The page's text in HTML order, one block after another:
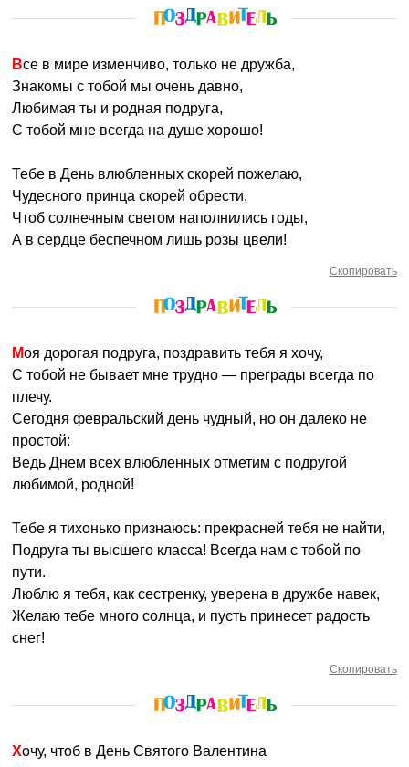
Все в мире изменчиво, только не дружба,
Знакомы с тобой мы очень давно,
Любимая ты и родная подруга,
С тобой мне всегда на душе хорошо!
Тебе в День влюбленных скорей пожелаю,
Чудесного принца скорей обрести,
Чтоб солнечным светом наполнились годы,
А в сердце беспечном лишь розы цвели!
Скопировать
Моя дорогая подруга, поздравить тебя я хочу,
С тобой не бывает мне трудно — преграды всегда по
плечу.
Сегодня февральский день чудный, но он далеко не
простой:
Ведь Днем всех влюбленных отметим с подругой
любимой, родной!
Тебе я тихонько признаюсь: прекрасней тебя не найти,
Подруга ты высшего класса! Всегда нам с тобой по
пути.
Люблю я тебя, как сестренку, уверена в дружбе навек,
Желаю тебе много солнца, и пусть принесет радость
снег!
Скопировать
Хочу, чтоб в День Святого Валентина